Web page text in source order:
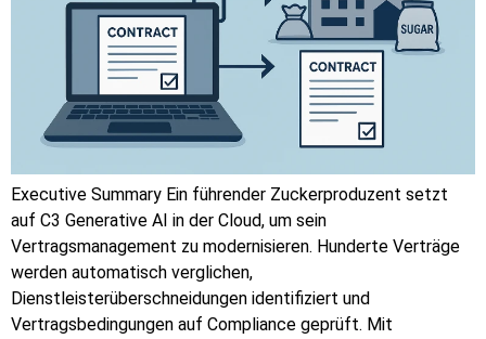
Executive Summary Ein führender Zuckerproduzent setzt
auf C3 Generative AI in der Cloud, um sein
Vertragsmanagement zu modernisieren. Hunderte Verträge
werden automatisch verglichen,
Dienstleisterüberschneidungen identifiziert und
Vertragsbedingungen auf Compliance geprüft. Mit